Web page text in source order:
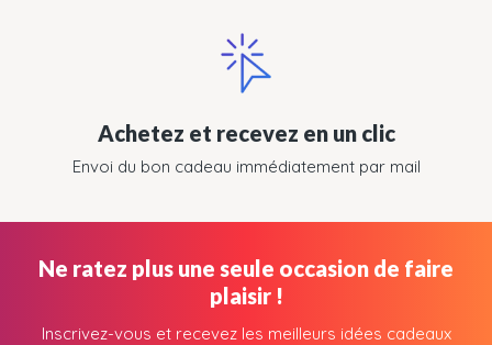
Achetez et recevez en un clic
Envoi du bon cadeau immédiatement par mail
Ne ratez plus une seule occasion de faire
plaisir !
Inscrivez-vous et recevez les meilleurs idées cadeaux